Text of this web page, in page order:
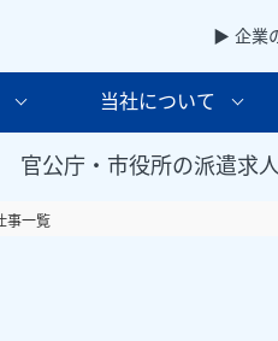
▶ 企業
当社について
官公庁・市役所の派遣求
事一覧